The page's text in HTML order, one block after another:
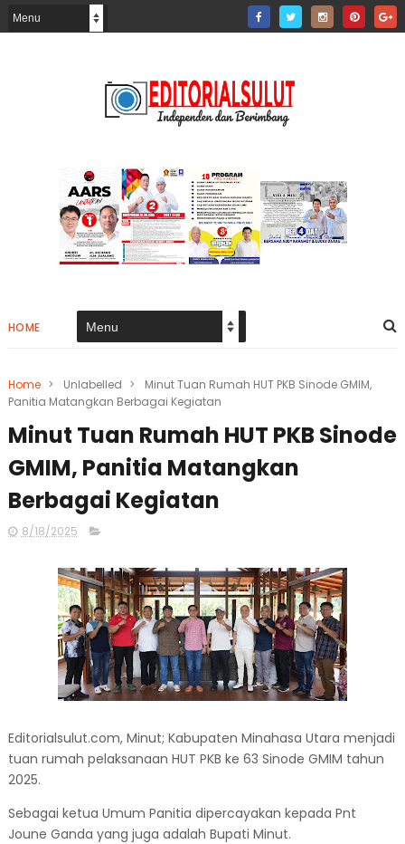
HOME
Home > Unlabelled >
Minut Tuan Rumah HUT PKB Sinode GMIM,
Panitia Matangkan Berbagai Kegiatan
Minut Tuan Rumah HUT PKB Sinode
GMIM, Panitia Matangkan
Berbagai Kegiatan
8/18/2025
Editorialsulut.com, Minut; Kabupaten Minahasa Utara menjadi
tuan rumah pelaksanaan HUT PKB ke 63 Sinode GMIM tahun
2025.
Sebagai ketua Umum Panitia dipercayakan kepada Pnt
Joune Ganda yang juga adalah Bupati Minut.